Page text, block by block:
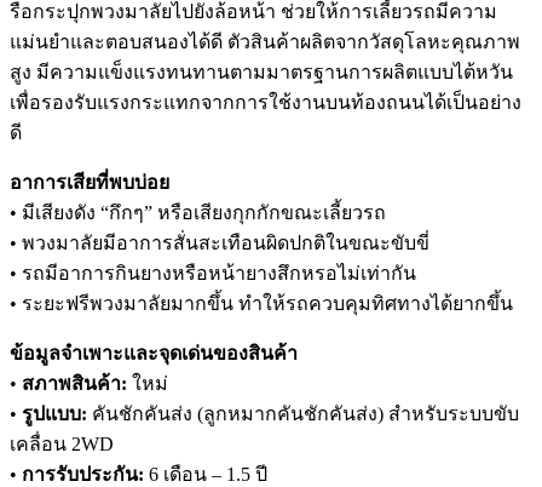
รือกระปุกพวงมาลัยไปยังล้อหน้า ช่วยให้การเลี้ยวรถมีความ
แม่นยำและตอบสนองได้ดี ตัวสินค้าผลิตจากวัสดุโลหะคุณภาพ
สูง มีความแข็งแรงทนทานตามมาตรฐานการผลิตแบบไต้หวัน
เพื่อรองรับแรงกระแทกจากการใช้งานบนท้องถนนได้เป็นอย่าง
ดี
อาการเสียที่พบบ่อย
• มีเสียงดัง “กึกๆ” หรือเสียงกุกกักขณะเลี้ยวรถ
• พวงมาลัยมีอาการสั่นสะเทือนผิดปกติในขณะขับขี่
• รถมีอาการกินยางหรือหน้ายางสึกหรอไม่เท่ากัน
• ระยะฟรีพวงมาลัยมากขึ้น ทำให้รถควบคุมทิศทางได้ยากขึ้น
ข้อมูลจำเพาะและจุดเด่นของสินค้า
• สภาพสินค้า: ใหม่
• รูปแบบ: คันชักคันส่ง (ลูกหมากคันชักคันส่ง) สำหรับระบบขับ
เคลื่อน 2WD
• การรับประกัน: 6 เดือน – 1.5 ปี